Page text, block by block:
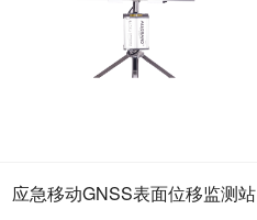
应急移动GNSS表面位移监测站